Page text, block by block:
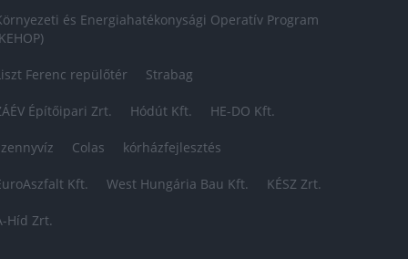
és Energiahatékonysági Operatív Program
Ferenc repülőtér Strabag
Építőipari Zrt. Hódút Kft. HE-DO Kft.
Colas kórházfejlesztés
Kft. West Hungária Bau Kft. KÉSZ Zrt.
Híd Zrt.